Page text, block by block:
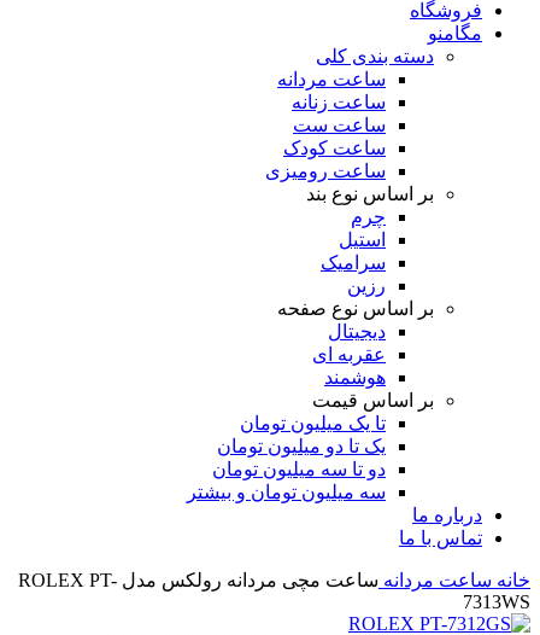
فروشگاه
مگامنو
دسته بندی کلی
ساعت مردانه
ساعت زنانه
ساعت ست
ساعت کودک
ساعت رومیزی
بر اساس نوع بند
چرم
استیل
سرامیک
رزین
بر اساس نوع صفحه
دیجیتال
عقربه ای
هوشمند
بر اساس قیمت
تا یک میلیون تومان
یک تا دو میلیون تومان
دو تا سه میلیون تومان
سه میلیون تومان و بیشتر
درباره ما
تماس با ما
خانه ساعت مردانه
ساعت مچی مردانه رولکس مدل ROLEX PT-
7313WS